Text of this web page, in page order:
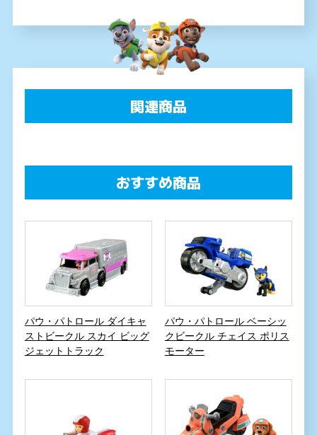
関連商品
おすすめ商品
パウ・パトロール ダイキャ
ストビークル スカイ ビッグ
ジェットトラック
パウ・パトロール ベーシッ
クビークル チェイス ポリス
モーター